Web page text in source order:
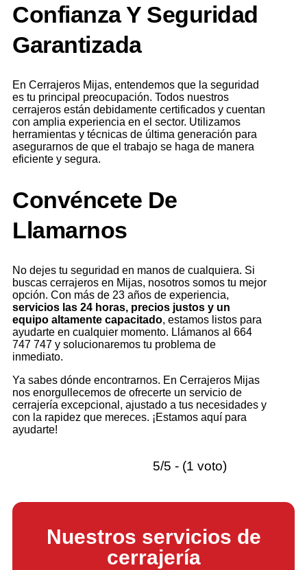
Confianza Y Seguridad
Garantizada
En Cerrajeros Mijas, entendemos que la seguridad
es tu principal preocupación. Todos nuestros
cerrajeros están debidamente certificados y cuentan
con amplia experiencia en el sector. Utilizamos
herramientas y técnicas de última generación para
asegurarnos de que el trabajo se haga de manera
eficiente y segura.
Convéncete De
Llamarnos
No dejes tu seguridad en manos de cualquiera. Si
buscas cerrajeros en Mijas, nosotros somos tu mejor
opción. Con más de 23 años de experiencia,
servicios las 24 horas, precios justos y un
equipo altamente capacitado, estamos listos para
ayudarte en cualquier momento. Llámanos al 664
747 747 y solucionaremos tu problema de
inmediato.
Ya sabes dónde encontrarnos. En Cerrajeros Mijas
nos enorgullecemos de ofrecerte un servicio de
cerrajería excepcional, ajustado a tus necesidades y
con la rapidez que mereces. ¡Estamos aquí para
ayudarte!
5/5 - (1 voto)
Nuestros servicios de
cerrajería